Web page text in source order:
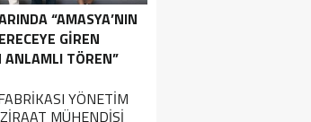
“AMASYA’NIN
GIREN
ANLAMLI TÖREN”